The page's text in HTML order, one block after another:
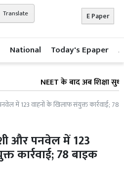
Translate E Paper
National Today's Epaper
NEET के बाद अब शिक्षा
में 123 वाहनों के खिलाफ संयुक्त कार्रवाई; 78
और पनवेल में 123
कार्रवाई; 78 बाइक